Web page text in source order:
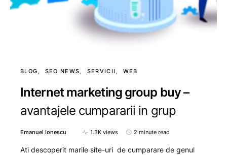
BLOG SEO NEWS SERVICII WEB
Internet marketing group buy –
avantajele cumpararii in grup
Emanuel Ionescu 1.3K views 2 minute read
Ati descoperit marile site-uri de cumparare de genul